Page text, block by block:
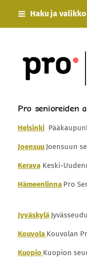
Siirry
Haku ja valikko
Pro senioreiden
Helsinki
Joensuu Joensuun
KeravaKeski-
Hämeenlinna Pro
Jyväskylä
Kouvola Kouvolan
Kuopio Kuopion